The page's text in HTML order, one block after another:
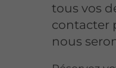
tous vos
contacter
nous